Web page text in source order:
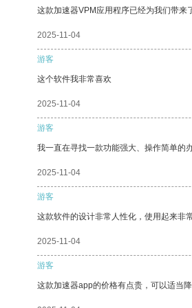
这款加速器VPM应用程序已经为我们带来
2025-11-04
游客
这个软件我非常喜欢
2025-11-04
游客
我一直在寻找一款功能强大、操作简单的
2025-11-04
游客
这款软件的设计非常人性化，使用起来非常
2025-11-04
游客
这款加速器app的价格有点贵，可以适当